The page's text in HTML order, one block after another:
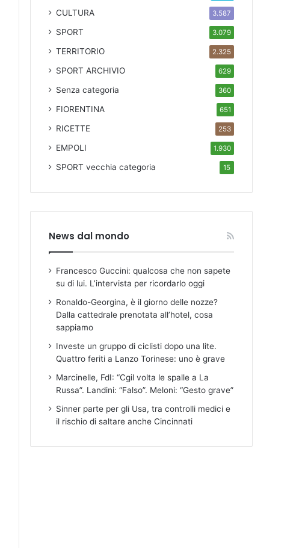
CULTURA 3.587
SPORT 3.079
TERRITORIO 2.325
SPORT ARCHIVIO 629
Senza categoria 360
FIORENTINA 651
RICETTE 253
EMPOLI 1.930
SPORTvecchia categoria 15
News dal mondo
Francesco Guccini: qualcosa che non sapete
su di lui. L’intervista per ricordarlo oggi
Ronaldo-Georgina, è il giorno delle nozze?
Dalla cattedrale prenotata all’hotel, cosa
sappiamo
Investe un gruppo di ciclisti dopo una lite.
Quattro feriti a Lanzo Torinese: uno è grave
Marcinelle, FdI: “Cgil volta le spalle a La
Russa”. Landini: “Falso”. Meloni: “Gesto grave”
Sinner parte per gli Usa, tra controlli medici e
il rischio di saltare anche Cincinnati